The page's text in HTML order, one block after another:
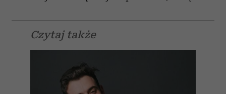
Czytaj także